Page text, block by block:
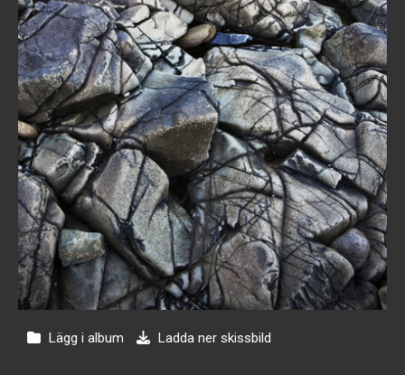
Lägg i album Ladda ner skissbild